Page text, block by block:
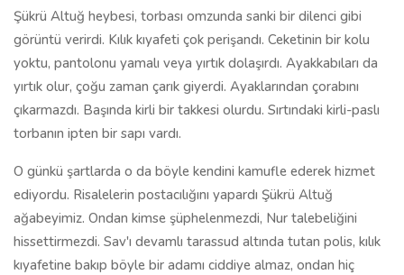
Şükrü Altuğ heybesi, torbası omzunda sanki bir dilenci gibi
görüntü verirdi. Kılık kıyafeti çok perişandı. Ceketinin bir kolu
yoktu, pantolonu yamalı veya yırtık dolaşırdı. Ayakkabıları da
yırtık olur, çoğu zaman çarık giyerdi. Ayaklarından çorabını
çıkarmazdı. Başında kirli bir takkesi olurdu. Sırtındaki kirli-paslı
torbanın ipten bir sapı vardı.
O günkü şartlarda o da böyle kendini kamufle ederek hizmet
ediyordu. Risalelerin postacılığını yapardı Şükrü Altuğ
ağabeyimiz. Ondan kimse şüphelenmezdi, Nur talebeliğini
hissettirmezdi. Sav'ı devamlı tarassud altında tutan polis, kılık
kıyafetine bakıp böyle bir adamı ciddiye almaz, ondan hiç